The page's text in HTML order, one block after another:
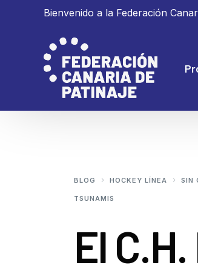
Bienvenido a la Federación
BLOG HOCKEY LÍNEA SIN
TSUNAMIS
El